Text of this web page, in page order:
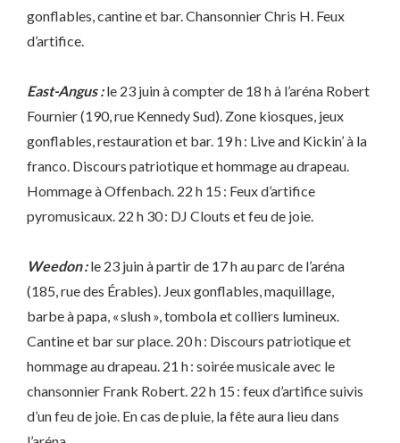
gonflables, cantine et bar. Chansonnier Chris H. Feux
d’artifice.
East-Angus :le 23 juin à compter de 18 h à l’aréna Robert
Fournier (190, rue Kennedy Sud). Zone kiosques, jeux
gonflables, restauration et bar. 19 h : Live and Kickin’ à la
franco. Discours patriotique et hommage au drapeau.
Hommage à Offenbach. 22 h 15 : Feux d’artifice
pyromusicaux. 22 h 30 : DJ Clouts et feu de joie.
Weedon :le 23 juin à partir de 17 h au parc de l’aréna
(185, rue des Érables). Jeux gonflables, maquillage,
barbe à papa, « slush », tombola et colliers lumineux.
Cantine et bar sur place. 20 h : Discours patriotique et
hommage au drapeau. 21 h : soirée musicale avec le
chansonnier Frank Robert. 22 h 15 : feux d’artifice suivis
d’un feu de joie. En cas de pluie, la fête aura lieu dans